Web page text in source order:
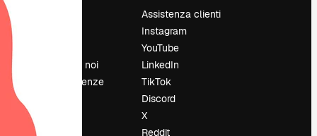
Lavora con noi
Cerca tendenze
Eventi
Slidesgo
Assistenza clienti
Instagram
YouTube
LinkedIn
TikTok
Discord
X
Reddit